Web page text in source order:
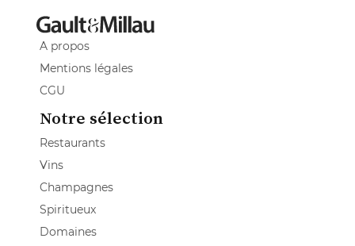
A propos
Mentions légales
CGU
Notre sélection
Restaurants
Vins
Champagnes
Spiritueux
Domaines